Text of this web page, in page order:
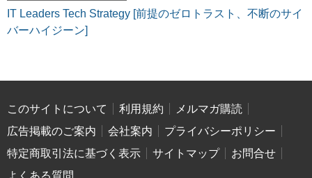
IT Leaders Tech Strategy [前提のゼロトラスト、不断のサイ
バーハイジーン]
このサイトについて 利用規約
メルマガ購読
広告掲載のご案内
会社案内
プライバシーポリシー
特定商取引法に基づく表示
サイトマップ
お問合せ